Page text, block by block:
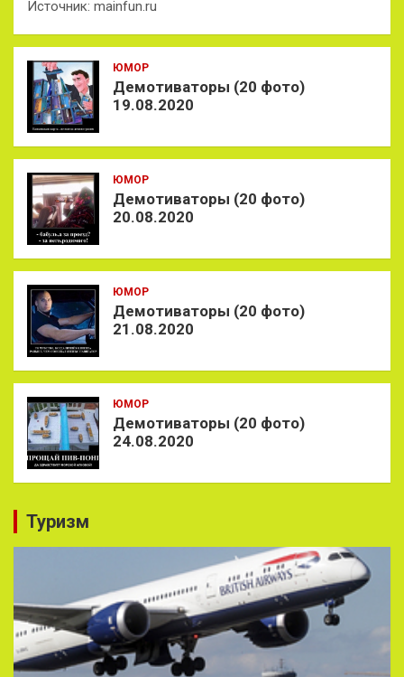
Источник: mainfun.ru
ЮМОР
Демотиваторы (20 фото)
19.08.2020
ЮМОР
Демотиваторы (20 фото)
20.08.2020
ЮМОР
Демотиваторы (20 фото)
21.08.2020
ЮМОР
Демотиваторы (20 фото)
24.08.2020
Туризм